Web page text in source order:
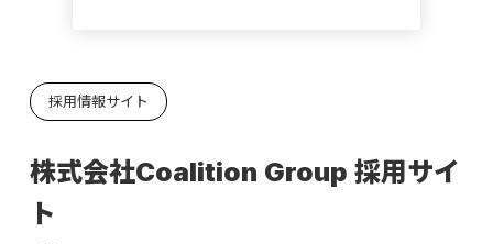
採用情報サイト
株式会社Coalition Group 採用サイ
ト